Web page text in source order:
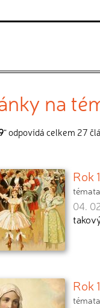
na
“ odpovídá celkem 27
Rok
04.
Rok